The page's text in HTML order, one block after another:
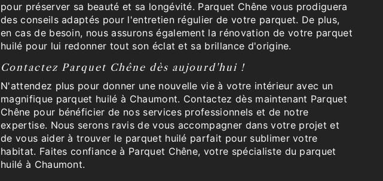
pour préserver sa beauté et sa longévité. Parquet Chêne vous prodiguera
des conseils adaptés pour l'entretien régulier de votre parquet. De plus,
en cas de besoin, nous assurons également la rénovation de votre parquet
huilé pour lui redonner tout son éclat et sa brillance d'origine.
Contactez Parquet Chêne dès aujourd'hui !
N'attendez plus pour donner une nouvelle vie à votre intérieur avec un
magnifique parquet huilé à Chaumont. Contactez dès maintenant Parquet
Chêne pour bénéficier de nos services professionnels et de notre
expertise. Nous serons ravis de vous accompagner dans votre projet et
de vous aider à trouver le parquet huilé parfait pour sublimer votre
habitat. Faites confiance à Parquet Chêne, votre spécialiste du parquet
huilé à Chaumont.